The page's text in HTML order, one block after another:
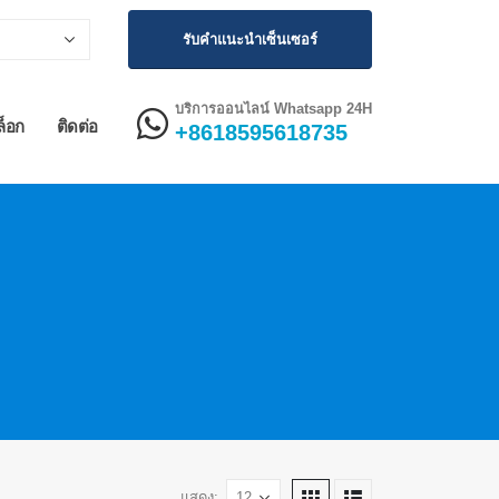
รับคำแนะนำเซ็นเซอร์
อก ติดต่อ
บริการออนไลน์ Whatsapp 24H
+8618595618735